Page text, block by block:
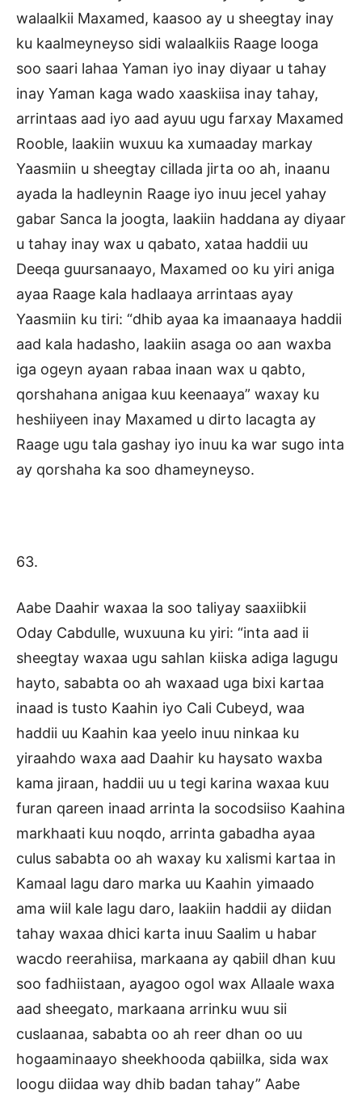
walaalkii Maxamed, kaasoo ay u sheegtay inay
ku kaalmeyneyso sidi walaalkiis Raage looga
soo saari lahaa Yaman iyo inay diyaar u tahay
inay Yaman kaga wado xaaskiisa inay tahay,
arrintaas aad iyo aad ayuu ugu farxay Maxamed
Rooble, laakiin wuxuu ka xumaaday markay
Yaasmiin u sheegtay cillada jirta oo ah, inaanu
ayada la hadleynin Raage iyo inuu jecel yahay
gabar Sanca la joogta, laakiin haddana ay diyaar
u tahay inay wax u qabato, xataa haddii uu
Deeqa guursanaayo, Maxamed oo ku yiri aniga
ayaa Raage kala hadlaaya arrintaas ayay
Yaasmiin ku tiri: “dhib ayaa ka imaanaaya haddii
aad kala hadasho, laakiin asaga oo aan waxba
iga ogeyn ayaan rabaa inaan wax u qabto,
qorshahana anigaa kuu keenaaya” waxay ku
heshiiyeen inay Maxamed u dirto lacagta ay
Raage ugu tala gashay iyo inuu ka war sugo inta
ay qorshaha ka soo dhameyneyso.
63.
Aabe Daahir waxaa la soo taliyay saaxiibkii
Oday Cabdulle, wuxuuna ku yiri: “inta aad ii
sheegtay waxaa ugu sahlan kiiska adiga lagugu
hayto, sababta oo ah waxaad uga bixi kartaa
inaad is tusto Kaahin iyo Cali Cubeyd, waa
haddii uu Kaahin kaa yeelo inuu ninkaa ku
yiraahdo waxa aad Daahir ku haysato waxba
kama jiraan, haddii uu u tegi karina waxaa kuu
furan qareen inaad arrinta la socodsiiso Kaahina
markhaati kuu noqdo, arrinta gabadha ayaa
culus sababta oo ah waxay ku xalismi kartaa in
Kamaal lagu daro marka uu Kaahin yimaado
ama wiil kale lagu daro, laakiin haddii ay diidan
tahay waxaa dhici karta inuu Saalim u habar
wacdo reerahiisa, markaana ay qabiil dhan kuu
soo fadhiistaan, ayagoo ogol wax Allaale waxa
aad sheegato, markaana arrinku wuu sii
cuslaanaa, sababta oo ah reer dhan oo uu
hogaaminaayo sheekhooda qabiilka, sida wax
loogu diidaa way dhib badan tahay” Aabe